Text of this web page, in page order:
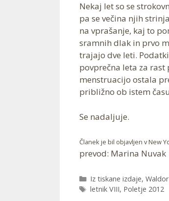
Nekaj let so se
pa se večina njih
na vprašanje, kaj to
sramnih dlak in prvo
trajajo dve leti.
povprečna leta za
menstruacijo ostala
približno ob istem
Se nadaljuje.
Članek je bil objavljen v New
prevod: Marina Nuvak
Categories
Iz tiskane izdaje,
Tags
letnik VIII, Poletje 2012